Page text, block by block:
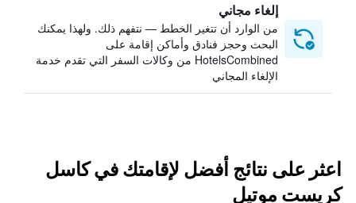
إلغاء مجاني
من الوارد أن تتغير الخطط — نتفهم ذلك. ولهذا يمكنك
البحث وحجز فنادق وأماكن إقامة على
HotelsCombined من وكالات السفر التي تقدم خدمة
الإلغاء المجاني
اعثر على نتائج أفضل لإقامتك في كاسل
كريست موتيل